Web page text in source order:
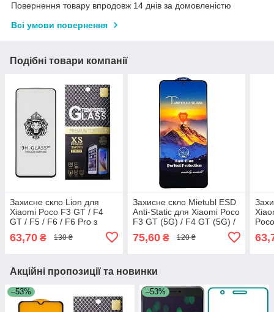
Повернення товару впродовж 14 днів за домовленістю
Всі умови повернення
Подібні товари компанії
Захисне скло Lion для
Xiaomi Poco F3 GT / F4
GT / F5 / F6 / F6 Pro з
63,70 ₴ 130 ₴
Захисне скло Mietubl ESD
Anti-Static для Xiaomi Poco
F3 GT (5G) / F4 GT (5G) /
F5 / F6 / F6 Pro з чорною
рамкою
75,60₴ 120 ₴
Акційні пропозиції та новинки
–53% –53%